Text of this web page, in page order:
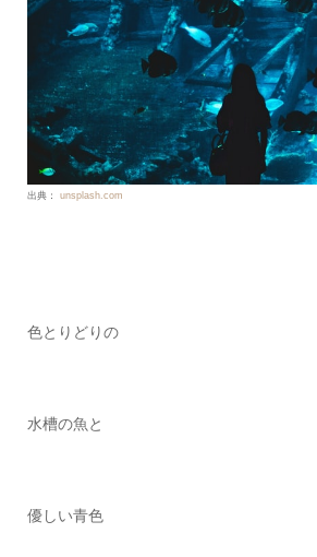
出典： unsplash.com
色とりどりの
水槽の魚と
優しい青色